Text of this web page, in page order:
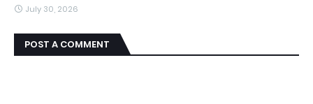
July 30, 2026
POST A COMMENT